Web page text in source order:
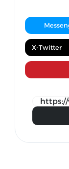
X-Twitter